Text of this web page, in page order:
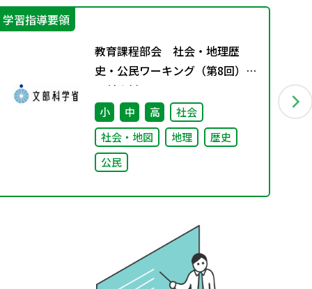
学習指導要領
教育課程部会 社会・地理歴
史・公民ワーキング（第8回）
配付資料
小 中 高
社会
社会・地図
地理
歴史
公民